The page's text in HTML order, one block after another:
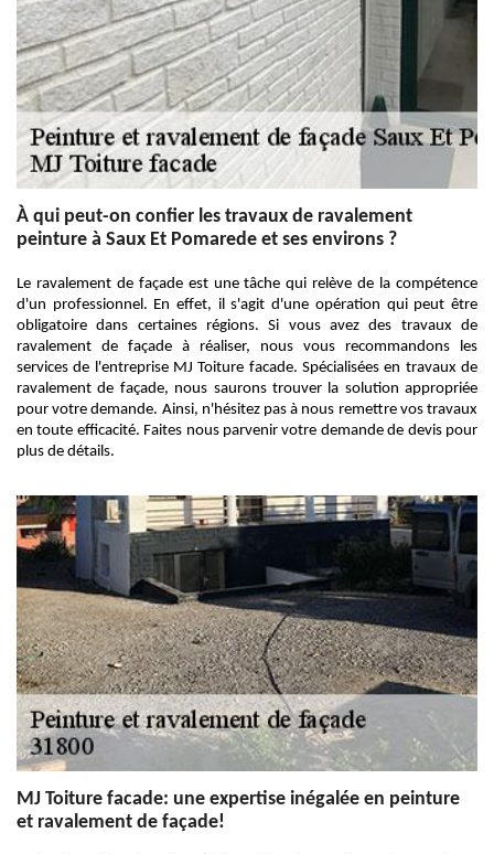
À qui peut-on confier les travaux de ravalement
peinture à Saux Et Pomarede et ses environs ?
Le ravalement de façade est une tâche qui relève de la compétence
d'un professionnel. En effet, il s'agit d'une opération qui peut être
obligatoire dans certaines régions. Si vous avez des travaux de
ravalement de façade à réaliser, nous vous recommandons les
services de l'entreprise MJ Toiture facade. Spécialisées en travaux de
ravalement de façade, nous saurons trouver la solution appropriée
pour votre demande. Ainsi, n'hésitez pas à nous remettre vos travaux
en toute efficacité. Faites nous parvenir votre demande de devis pour
plus de détails.
MJ Toiture facade: une expertise inégalée en peinture
et ravalement de façade!